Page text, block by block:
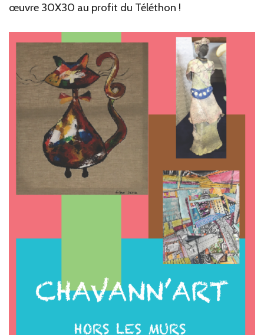
œuvre 30X30 au profit du Téléthon !